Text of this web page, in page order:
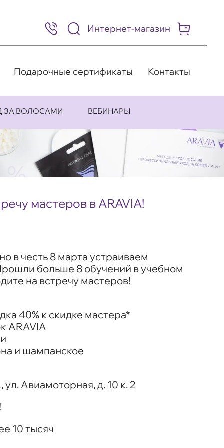
8
(495)
505-
98
Интернет-магазин
Подарочные сертификаты Контакты
ЗА ВОЛОСАМИ ВЕБИНАРЫ
мастеров в ARAVIA!
в честь 8 марта устраиваем
больше 8 обучений в учебном
на встречу мастеров!
40% к скидке мастера*
ARAVIA
и шампанское
Авиамоторная, д. 10 к. 2
10 тысяч